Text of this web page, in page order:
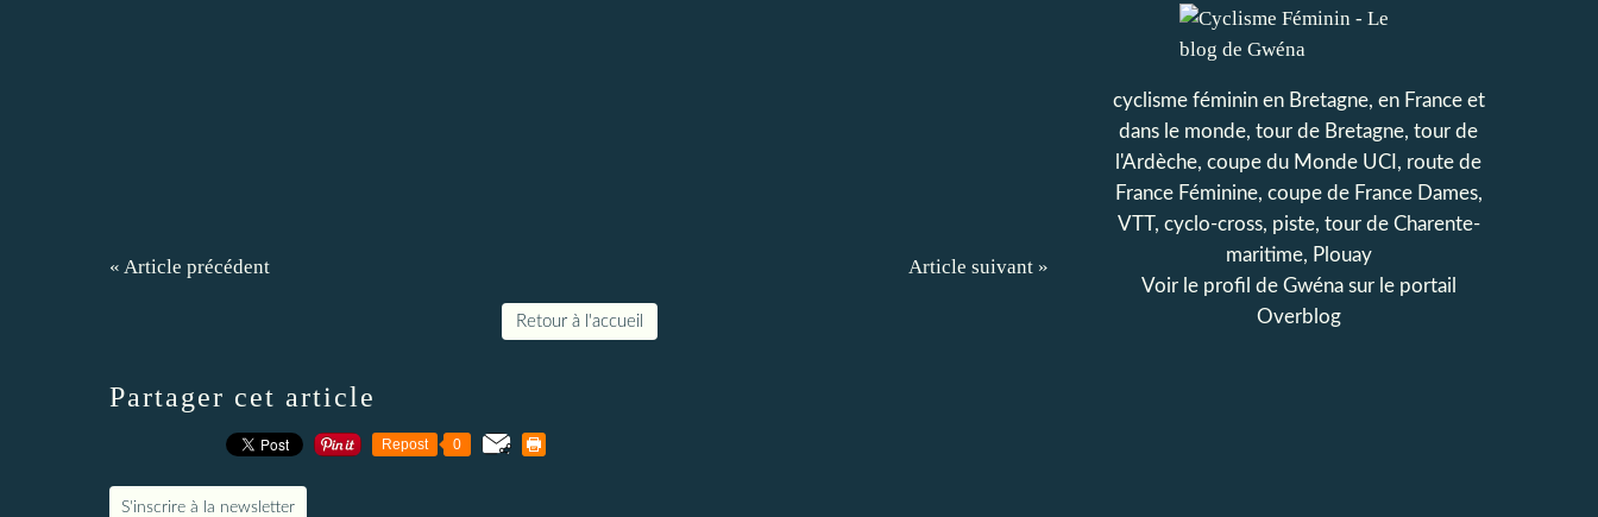
« Article précédent Article suivant »
Retour à l'accueil
Partager cet article
Repost 0
S'inscrire à la newsletter
cyclisme féminin en Bretagne, en France et
dans le monde, tour de Bretagne, tour de
l'Ardèche, coupe du Monde UCI, route de
France Féminine, coupe de France Dames,
VTT, cyclo-cross, piste, tour de Charente-
maritime, Plouay
Voir le profil de Gwénasur le portail
Overblog